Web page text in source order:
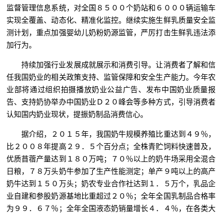
监督管理信息系统，对全国８５００个奶站和６０００辆运输车
实现全覆盖、动态化、精准化监控。继续实施生鲜乳质量安全监
测计划，重点加强婴幼儿奶粉奶源监管，严厉打击生鲜乳违法添
加行为。
持续加强行业发展成就展示和消费引导。让消费者了解和信
任我国奶业的相关政策支持、监管保障和安全生产能力。今年农
业部将通过组织拍摄播放奶业公益广告、发布中国奶业质量报
告、支持奶协举办中国奶业Ｄ２０峰会等多种方式，引导消费者
认知国内奶业现状，提振奶制品消费信心。
据介绍，２０１５年，我国奶牛规模养殖比重达到４９％，
比２００８年提高２９．５个百分点；全株青贮饲料快速普及，
优质苜蓿产量达到１８０万吨；７０％以上的奶牛场采用全混合
日粮，７８万头奶牛参加了生产性能测定；单产９吨以上的高产
奶牛达到１５０万头；奶农专业合作社达到１．５万个，乳品企
业自建和参股奶源基地比重超过２０％；全年全国乳制品合格率
为９９．６７％；全年全国液态奶销量增长４．４％，在各类大